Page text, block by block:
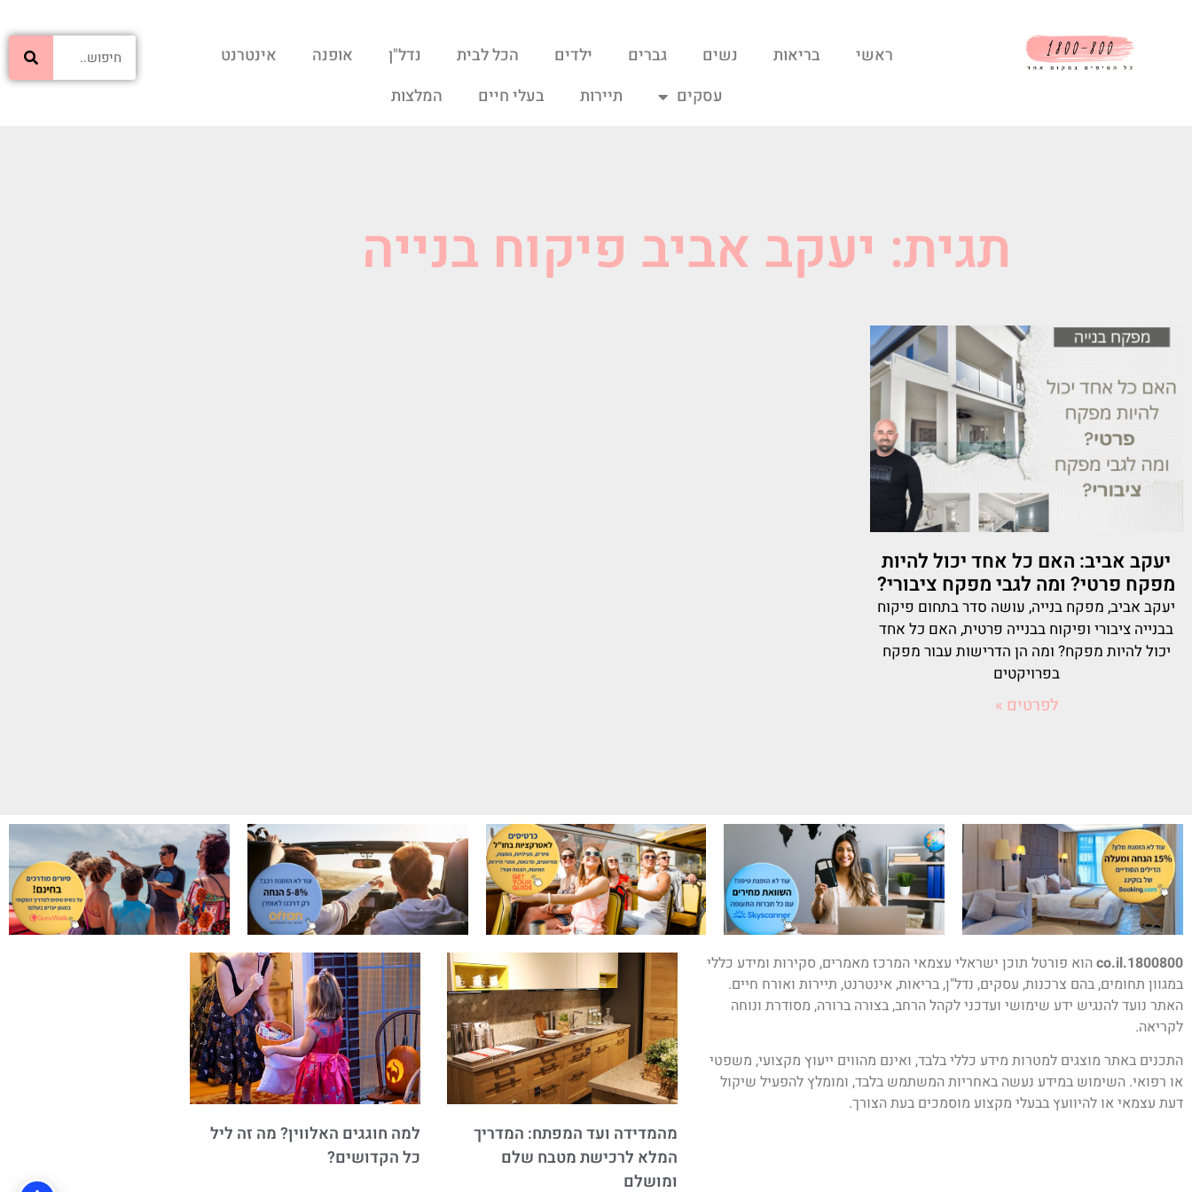
ראשי בריאות נשים גברים ילדים הכל לבית נדל"ן אופנה
אינטרנט
עסקים
תיירות בעלי חיים המלצות
תגית: יעקב אביב פיקוח בנייה
יעקב אביב: האם כל אחד יכול להיות
מפקח פרטי? ומה לגבי מפקח ציבורי?
יעקב אביב, מפקח בנייה, עושה סדר בתחום פיקוח
בבנייה ציבורי ופיקוח בבנייה פרטית, האם כל אחד
יכול להיות מפקח? ומה הן הדרישות עבור מפקח
בפרויקטים
לפרטים »
1800800.co.il
הוא פורטל תוכן ישראלי עצמאי המרכז מאמרים, סקירות ומידע כללי
במגוון תחומים, בהם צרכנות, עסקים, נדל"ן, בריאות, אינטרנט, תיירות ואורח חיים.
האתר נועד להנגיש ידע שימושי ועדכני לקהל הרחב, בצורה ברורה, מסודרת ונוחה
לקריאה.
התכנים באתר מוצגים למטרות מידע כללי בלבד, ואינם מהווים ייעוץ מקצועי, משפטי
או רפואי. השימוש במידע נעשה באחריות המשתמש בלבד, ומומלץ להפעיל שיקול
דעת עצמאי או להיוועץ בבעלי מקצוע מוסמכים בעת הצורך.
מהמדידה ועד המפתח: המדריך
המלא לרכישת מטבח שלם
ומושלם
למה חוגגים האלווין? מה זה ליל
כל הקדושים?